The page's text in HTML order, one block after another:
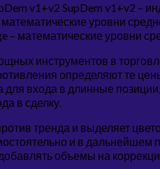
v1+v2 SupDem v1+v2 –
уровни
– математические уровни
инструментов в
определяют те
входа в длинные
в сделку.
тренда и выделяет
и в
объемы на